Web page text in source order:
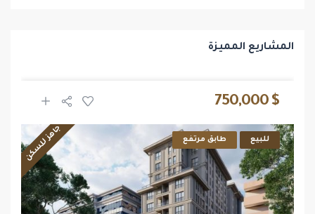
المشاريع المميزة
$ 750,000
للبيع طابق مرتفع جاهز للسكن